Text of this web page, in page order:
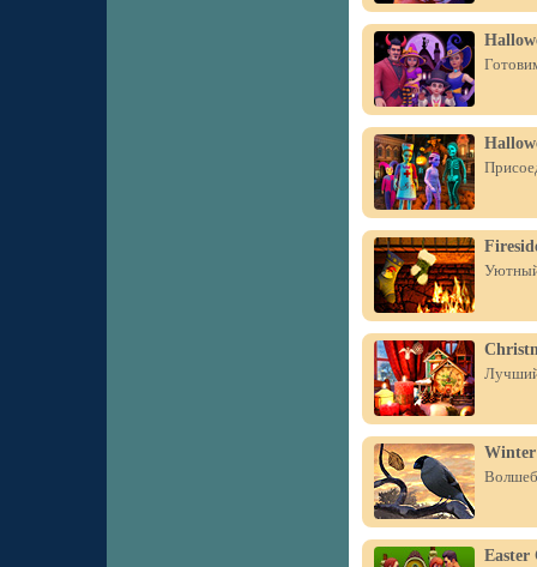
Уютный
Лучший
Easter